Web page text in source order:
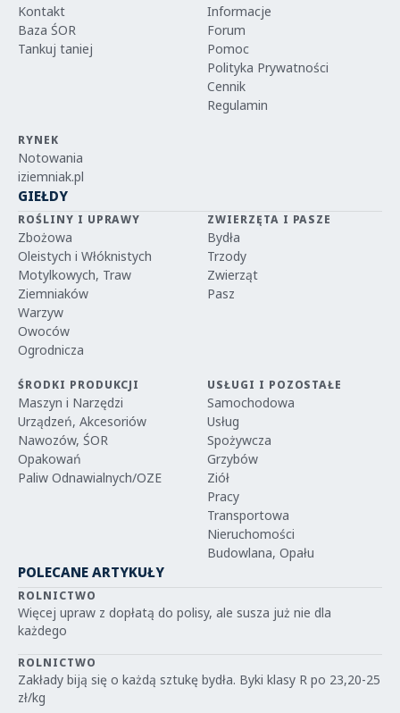
Kontakt
Baza ŚOR
Tankuj taniej
Informacje
Forum
Pomoc
Polityka Prywatności
Cennik
Regulamin
RYNEK
Notowania
iziemniak.pl
GIEŁDY
ROŚLINY I UPRAWY
Zbożowa
Oleistych i Włóknistych
Motylkowych, Traw
Ziemniaków
Warzyw
Owoców
Ogrodnicza
ZWIERZĘTA I PASZE
Bydła
Trzody
Zwierząt
Pasz
ŚRODKI PRODUKCJI
Maszyn i Narzędzi
Urządzeń, Akcesoriów
Nawozów, ŚOR
Opakowań
Paliw Odnawialnych/OZE
USŁUGI I POZOSTAŁE
Samochodowa
Usług
Spożywcza
Grzybów
Ziół
Pracy
Transportowa
Nieruchomości
Budowlana, Opału
POLECANE ARTYKUŁY
ROLNICTWO
Więcej upraw z dopłatą do polisy, ale susza już nie dla
każdego
ROLNICTWO
Zakłady biją się o każdą sztukę bydła. Byki klasy R po 23,20-25
zł/kg